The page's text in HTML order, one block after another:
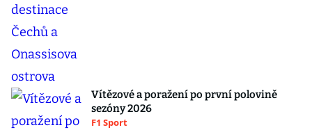
Vítězové a poražení po první polovině
sezóny 2026
F1 Sport